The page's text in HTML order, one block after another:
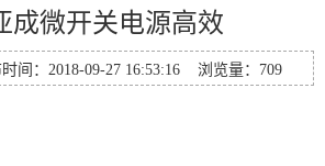
成微开关电源高效
间：2018-09-27 16:53:16 浏览量： 709